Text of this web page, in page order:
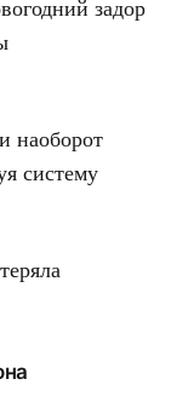
задор
наоборот
систему